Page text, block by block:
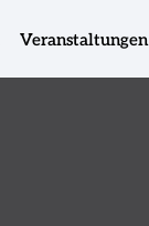
Veranstaltungen